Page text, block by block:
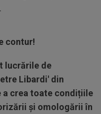
contur!
lucrările de
Libardi' din
a crea toate condițiile
și omologării în